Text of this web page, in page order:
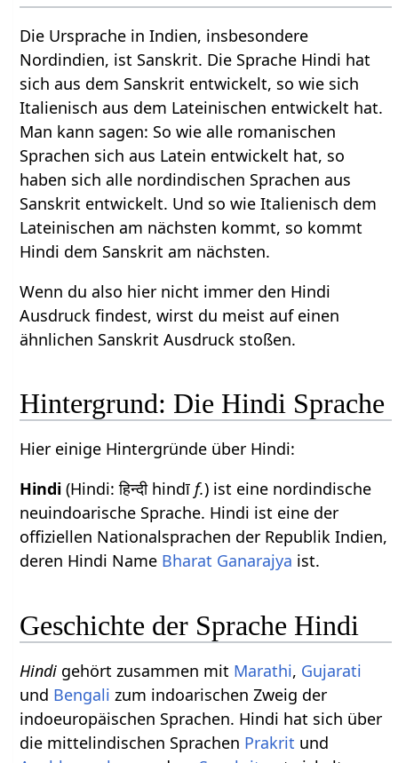
Die Ursprache in Indien, insbesondere
Nordindien, ist Sanskrit. Die Sprache Hindi hat
sich aus dem Sanskrit entwickelt, so wie sich
Italienisch aus dem Lateinischen entwickelt hat.
Man kann sagen: So wie alle romanischen
Sprachen sich aus Latein entwickelt hat, so
haben sich alle nordindischen Sprachen aus
Sanskrit entwickelt. Und so wie Italienisch dem
Lateinischen am nächsten kommt, so kommt
Hindi dem Sanskrit am nächsten.
Wenn du also hier nicht immer den Hindi
Ausdruck findest, wirst du meist auf einen
ähnlichen Sanskrit Ausdruck stoßen.
Hintergrund: Die Hindi Sprache
Hier einige Hintergründe über Hindi:
Hindi (Hindi: हिन्दी hindīf.) ist eine nordindische
neuindoarische Sprache. Hindi ist eine der
offiziellen Nationalsprachen der Republik Indien,
deren Hindi Name Bharat Ganarajya ist.
Geschichte der Sprache Hindi
Hindi gehört zusammen mit Marathi, Gujarati
und Bengali zum indoarischen Zweig der
indoeuropäischen Sprachen. Hindi hat sich über
die mittelindischen Sprachen Prakrit und